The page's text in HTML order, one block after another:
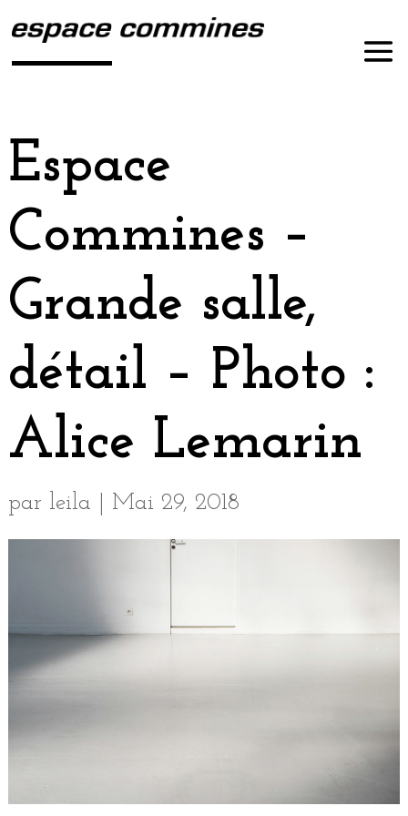
Espace
Commines –
Grande salle,
détail – Photo :
Alice Lemarin
par leila Mai 29, 2018